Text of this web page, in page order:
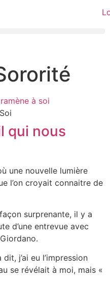
qui nous
une nouvelle lumière
l’on croyait connaitre de
façon surprenante, il y a
d’une entrevue avec
j’ai eu l’impression
se révélait à moi, mais «